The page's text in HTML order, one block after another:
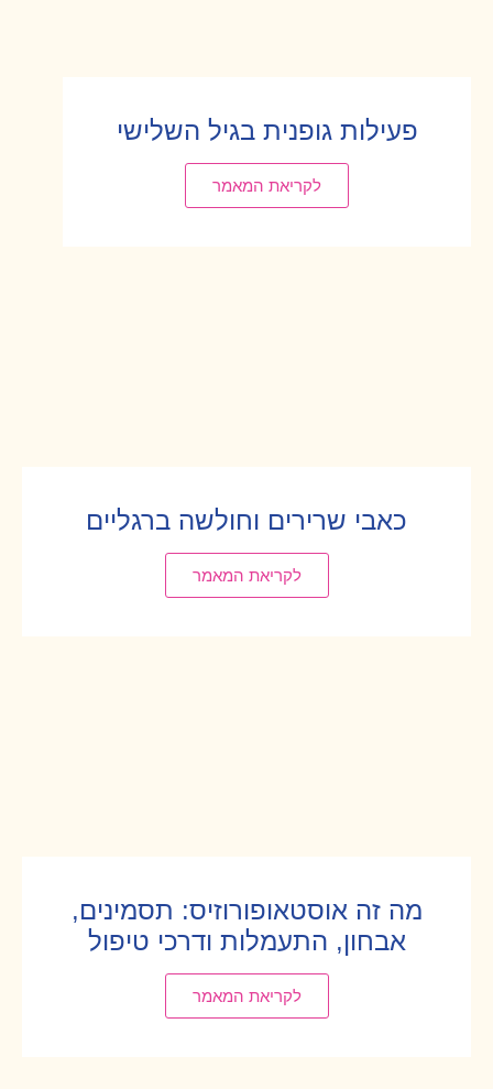
פעילות גופנית בגיל השלישי
לקריאת המאמר
כאבי שרירים וחולשה ברגליים
לקריאת המאמר
מה זה אוסטאופורוזיס: תסמינים,
אבחון, התעמלות ודרכי טיפול
לקריאת המאמר